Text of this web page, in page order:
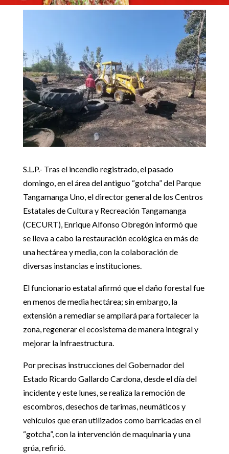
RESTAURA GOBIERNO ÁREA DAÑADA EN TANGAMANGA
UNO
Noticias Estado
S.L.P.- Tras el incendio registrado, el pasado
domingo, en el área del antiguo “gotcha” del Parque
Tangamanga Uno, el director general de los Centros
Estatales de Cultura y Recreación Tangamanga
(CECURT), Enrique Alfonso Obregón informó que
se lleva a cabo la restauración ecológica en más de
una hectárea y media, con la colaboración de
diversas instancias e instituciones.
El funcionario estatal afirmó que el daño forestal fue
en menos de media hectárea; sin embargo, la
extensión a remediar se ampliará para fortalecer la
zona, regenerar el ecosistema de manera integral y
mejorar la infraestructura.
Por precisas instrucciones del Gobernador del
Estado Ricardo Gallardo Cardona, desde el día del
incidente y este lunes, se realiza la remoción de
escombros, desechos de tarimas, neumáticos y
vehículos que eran utilizados como barricadas en el
“gotcha”, con la intervención de maquinaria y una
grúa, refirió.